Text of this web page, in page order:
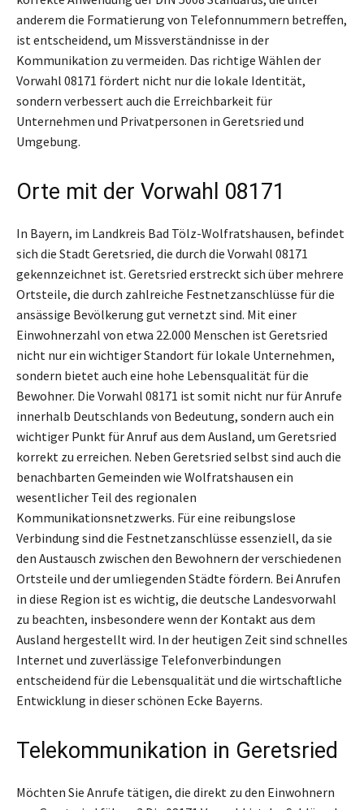
anderem die Formatierung von Telefonnummern betreffen,
ist entscheidend, um Missverständnisse in der
Kommunikation zu vermeiden. Das richtige Wählen der
Vorwahl 08171 fördert nicht nur die lokale Identität,
sondern verbessert auch die Erreichbarkeit für
Unternehmen und Privatpersonen in Geretsried und
Umgebung.
Orte mit der Vorwahl 08171
In Bayern, im Landkreis Bad Tölz-Wolfratshausen, befindet
sich die Stadt Geretsried, die durch die Vorwahl 08171
gekennzeichnet ist. Geretsried erstreckt sich über mehrere
Ortsteile, die durch zahlreiche Festnetzanschlüsse für die
ansässige Bevölkerung gut vernetzt sind. Mit einer
Einwohnerzahl von etwa 22.000 Menschen ist Geretsried
nicht nur ein wichtiger Standort für lokale Unternehmen,
sondern bietet auch eine hohe Lebensqualität für die
Bewohner. Die Vorwahl 08171 ist somit nicht nur für Anrufe
innerhalb Deutschlands von Bedeutung, sondern auch ein
wichtiger Punkt für Anruf aus dem Ausland, um Geretsried
korrekt zu erreichen. Neben Geretsried selbst sind auch die
benachbarten Gemeinden wie Wolfratshausen ein
wesentlicher Teil des regionalen
Kommunikationsnetzwerks. Für eine reibungslose
Verbindung sind die Festnetzanschlüsse essenziell, da sie
den Austausch zwischen den Bewohnern der verschiedenen
Ortsteile und der umliegenden Städte fördern. Bei Anrufen
in diese Region ist es wichtig, die deutsche Landesvorwahl
zu beachten, insbesondere wenn der Kontakt aus dem
Ausland hergestellt wird. In der heutigen Zeit sind schnelles
Internet und zuverlässige Telefonverbindungen
entscheidend für die Lebensqualität und die wirtschaftliche
Entwicklung in dieser schönen Ecke Bayerns.
Telekommunikation in Geretsried
Möchten Sie Anrufe tätigen, die direkt zu den Einwohnern